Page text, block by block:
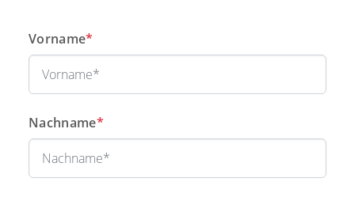
Vorname*
Nachname*